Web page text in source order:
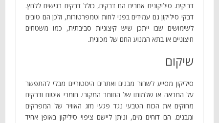
דביקים. סיליקונים אחרים הם דבקים, כולל דבקים רגישים ללחץ.
דבקי סיליקון גם עמידים בפני לחות וטמפרטורות, ולכן הם טובים
לשימושים שבו ייתכן שיש קיצוניות סביבתית, כמו משטחים
חיצוניים או בתא המנוע החם של מכונית.
שיקום
סיליקון מסייע לשחזר מבנים ואתרים היסטוריים מבלי להתפשר
על המראה או שלמותו של החומר המקורי. חומרי איטום ודבקים
מחזקים את הכוח הטבעי נגד פגעי מזג האוויר של המפרקים
ומבנים. הם דוחים מים, וניתן ליישם ציפוי סיליקון באופן אחיד